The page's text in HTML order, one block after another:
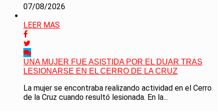
07/08/2026
LEER MAS
UNA MUJER FUE ASISTIDA POR EL DUAR TRAS
LESIONARSE EN EL CERRO DE LA CRUZ
La mujer se encontraba realizando actividad en el Cerro
de la Cruz cuando resultó lesionada. En la...